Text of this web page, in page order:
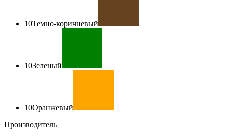
10Темно-коричневый
10Зеленый
10Оранжевый
Производитель